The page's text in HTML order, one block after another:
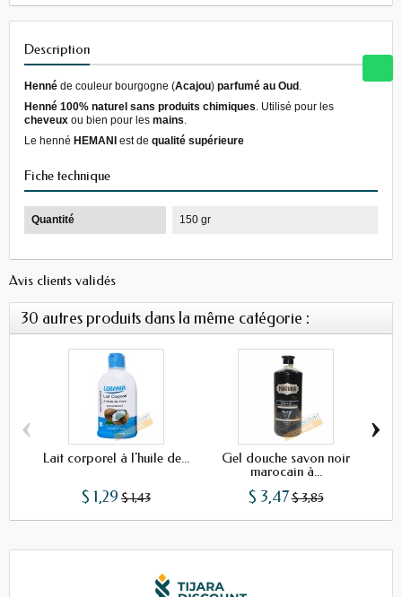
Description
Henné de couleur bourgogne (Acajou) parfumé au Oud .
Henné 100% naturel sans produits chimiques. Utilisé pour les
cheveux ou bien pour les mains.
Le henné HEMANI est de qualité supérieure
Fiche technique
Quantité 150 gr
Avis clients validés
30 autres produits dans la même catégorie :
Lait corporel à l'huile de...
$ 1,29 $ 1,43
Gel douche savon noir
marocain à...
$ 3,47$ 3,85
‹ ›